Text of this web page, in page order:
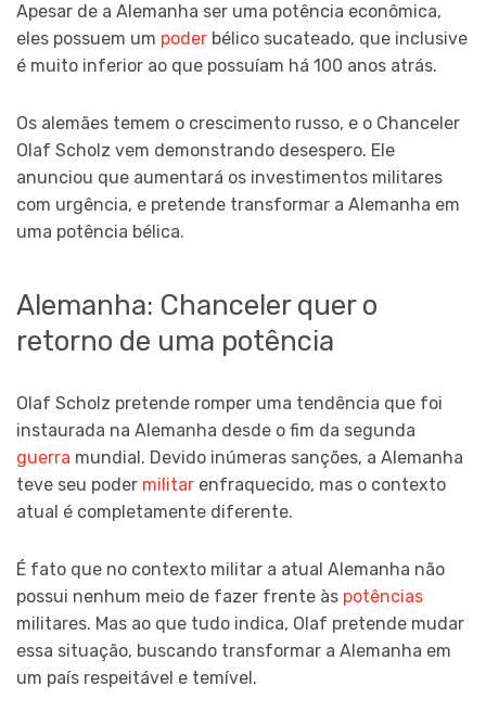
Apesar de a Alemanha ser uma potência econômica,
eles possuem um poder bélico sucateado, que inclusive
é muito inferior ao que possuíam há 100 anos atrás.
Os alemães temem o crescimento russo, e o Chanceler
Olaf Scholz vem demonstrando desespero. Ele
anunciou que aumentará os investimentos militares
com urgência, e pretende transformar a Alemanha em
uma potência bélica.
Alemanha: Chanceler quer o
retorno de uma potência
Olaf Scholz pretende romper uma tendência que foi
instaurada na Alemanha desde o fim da segunda
guerra mundial. Devido inúmeras sanções, a Alemanha
teve seu poder militar enfraquecido, mas o contexto
atual é completamente diferente.
É fato que no contexto militar a atual Alemanha não
possui nenhum meio de fazer frente às potências
militares. Mas ao que tudo indica, Olaf pretende mudar
essa situação, buscando transformar a Alemanha em
um país respeitável e temível.